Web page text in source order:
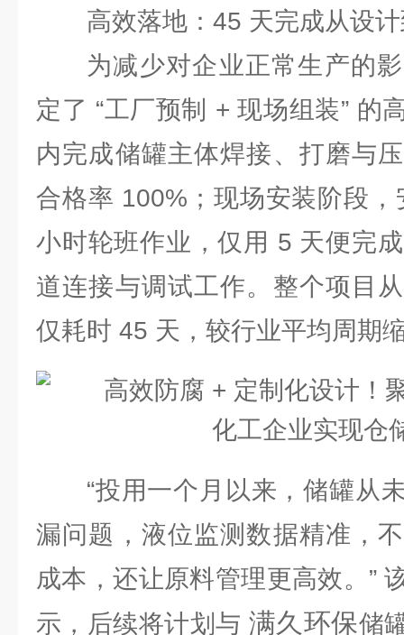
高效落地：45 天完成从设
为减少对企业正常生产的
定了 “工厂预制 + 现场组装” 的
内完成储罐主体焊接、打磨与
合格率 100%；现场安装阶段
小时轮班作业，仅用 5 天便完
道连接与调试工作。整个项目
仅耗时 45 天，较行业平均周期
“投用一个月以来，储罐从
漏问题，液位监测数据精准，
成本，还让原料管理更高效。”
示，后续将计划与 满久环保储